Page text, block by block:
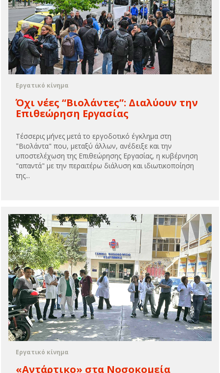
Εργατικό κίνημα
Όχι νέες “Βιολάντες”: Διαλύουν την
Επιθεώρηση Εργασίας
Τέσσερις μήνες μετά το εργοδοτικό έγκλημα στη
"Βιολάντα" που, μεταξύ άλλων, ανέδειξε και την
υποστελέχωση της Επιθεώρησης Εργασίας, η κυβέρνηση
"απαντά" με την περαιτέρω διάλυση και ιδιωτικοποίηση
της...
Εργατικό κίνημα
«Αντάρτικο» στα Νοσοκομεία